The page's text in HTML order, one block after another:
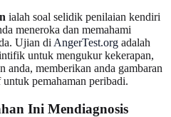
ialah soal selidik penilaian kendiri
meneroka dan memahami
Ujian di AngerTest.org adalah
untuk mengukur kekerapan,
anda, memberikan anda gambaran
pemahaman peribadi.
Ini Mendiagnosis